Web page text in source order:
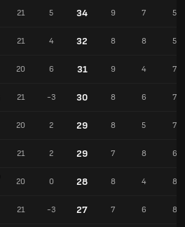
21 5 34 9 7 5
21 4 32 8 8 5
20 6 31 9 4 7
21 -3 30 8 6 7
20 2 29 8 5 7
21 2 29 7 8 6
20 0 28 8 4 8
21 -3 27 7 6 8